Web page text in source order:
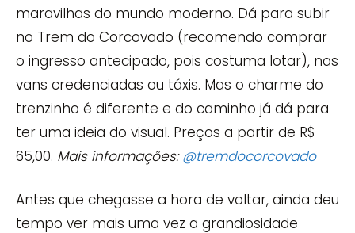
maravilhas do mundo moderno. Dá para subir
no Trem do Corcovado (recomendo comprar
o ingresso antecipado, pois costuma lotar), nas
vans credenciadas ou táxis. Mas o charme do
trenzinho é diferente e do caminho já dá para
ter uma ideia do visual. Preços a partir de R$
65,00. Mais informações:@tremdocorcovado
Antes que chegasse a hora de voltar, ainda deu
tempo ver mais uma vez a grandiosidade